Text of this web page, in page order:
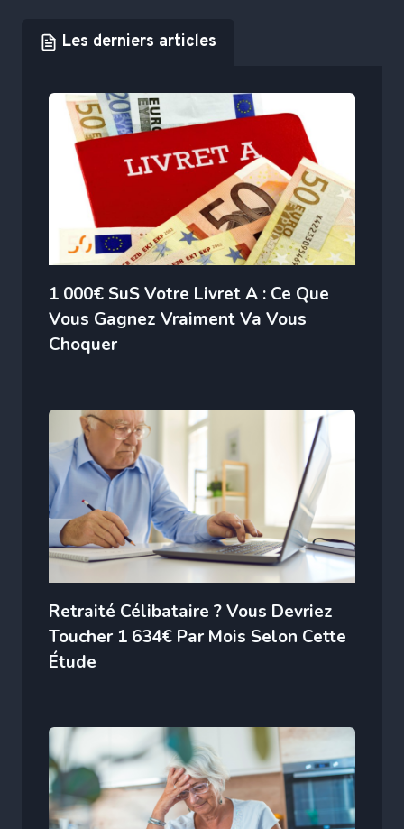
Les derniers articles
1 000€ SuS Votre Livret A : Ce Que
Vous Gagnez Vraiment Va Vous
Choquer
Retraité Célibataire ? Vous Devriez
Toucher 1 634€ Par Mois Selon Cette
Étude